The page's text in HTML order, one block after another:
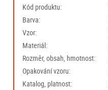
Kód produktu:
Barva:
Vzor:
Materiál:
Rozměr, obsah, hmotnost:
Opakování vzoru:
Katalog, platnost: